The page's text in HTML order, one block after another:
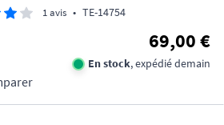
1 avis • TE-14754
69,00 €
En stock, expédié demain